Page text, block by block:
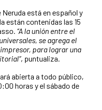
está en español y
están contenidas las 15
“A la unión entre el
se agrega el
para lograr una
, puntualiza.
abierta a todo público,
horas y el sábado de